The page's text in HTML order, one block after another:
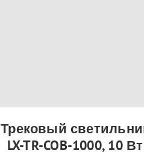
Трековый
LX-TR-COB-1000, 10 Вт